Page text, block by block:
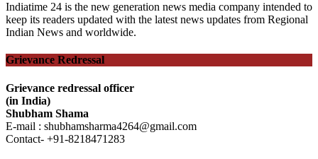
Indiatime 24 is the new generation news media company intended to
keep its readers updated with the latest news updates from Regional
Indian News and worldwide.
Grievance Redressal
Grievance redressal officer
(in India)
Shubham Shama
E-mail : shubhamsharma4264@gmail.com
Contact- +91-8218471283